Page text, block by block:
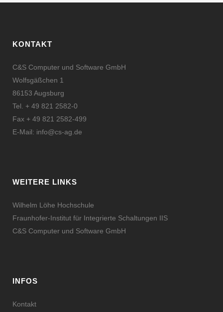
KONTAKT
C&S Computer und Software GmbH
Wolfsgäßchen 1
86153 Augsburg
Tel. + 49 821 2582-0
Fax + 49 821 2582-499
E-Mail: info@cs-ag.de
WEITERE LINKS
Wilhelm Löhe Hochschule
Fraunhofer-Institut für Integrierte Schaltungen IIS
C&S Computer und Software GmbH
INFOS
Kontakt